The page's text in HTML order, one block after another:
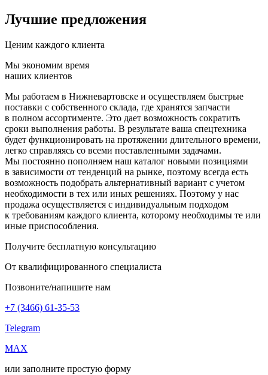
Лучшие предложения
Ценим каждого клиента
Мы экономим время
наших клиентов
Мы работаем в Нижневартовске и осуществляем быстрые
поставки с собственного склада, где хранятся запчасти
в полном ассортименте. Это дает возможность сократить
сроки выполнения работы. В результате ваша спецтехника
будет функционировать на протяжении длительного времени,
легко справляясь со всеми поставленными задачами.
Мы постоянно пополняем наш каталог новыми позициями
в зависимости от тенденций на рынке, поэтому всегда есть
возможность подобрать альтернативный вариант с учетом
необходимости в тех или иных решениях. Поэтому у нас
продажа осуществляется с индивидуальным подходом
к требованиям каждого клиента, которому необходимы те или
иные приспособления.
Получите бесплатную консультацию
От квалифицированного специалиста
Позвоните/напишите нам
+7 (3466) 61-35-53
Telegram
MAX
или заполните простую форму